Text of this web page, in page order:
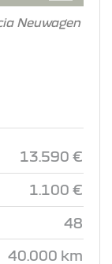
Neuwagen
13.590 €
1.100 €
48
40.000 km